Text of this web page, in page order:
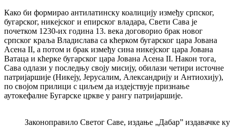
Како би формирао антилатинску коалицију између српског,
бугарског, никејског и епирског владара, Свети Сава је
почетком 1230-их година 13. века договорио брак новог
српског краља Владислава са кћерком бугарског цара Јована
Асена II, а потом и брак између сина никејског цара Јована
Ватаца и кћерке бугарског цара Јована Асена II. Након тога,
Сава одлази у последњу своју мисију, обилази четири источне
патријаршије (Никеју, Јерусалим, Александрију и Антиохију),
по својом прилици с циљем да издејствује признање
аутокефалне Бугарске цркве у рангу патријаршије.
Законоправило Светог Саве, издање „Дабар” издавачке